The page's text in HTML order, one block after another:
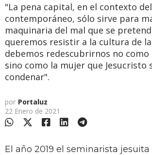
"La pena capital, en el contexto
contemporáneo, sólo sirve para
maquinaria del mal que se
queremos resistir a la cultura de
debemos redescubrirnos no como
sino como la mujer que Jesucristo
condenar".
por Portaluz
22 Enero de 2021
El año 2019 el seminarista